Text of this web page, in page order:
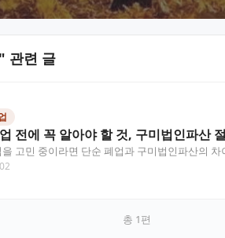
관련 글
전에 꼭 알아야 할 것, 구미법인파산
고민 중이라면 단순 폐업과 구미법인파산의
따라 선택할 절차가 달라지며, 잘못 판단하면 대
총 1편